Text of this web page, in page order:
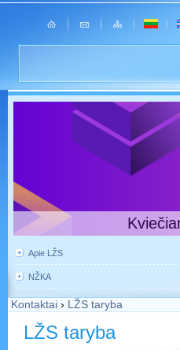
Apie LŽS
NŽKA
Kontaktai › LŽS taryba
LŽS taryba